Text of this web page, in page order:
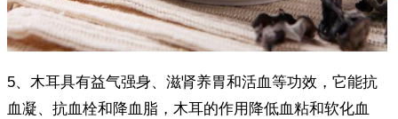
5、木耳具有益气强身、滋肾养胃和活血等功效，它能抗
血凝、抗血栓和降血脂，木耳的作用降低血粘和软化血